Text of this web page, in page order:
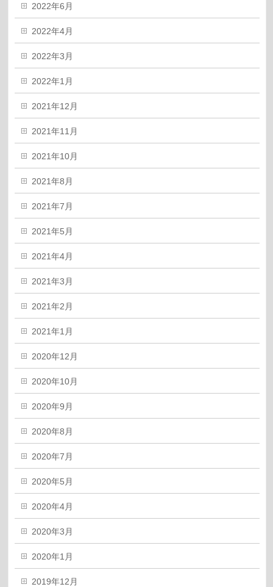
2022年6月
2022年4月
2022年3月
2022年1月
2021年12月
2021年11月
2021年10月
2021年8月
2021年7月
2021年5月
2021年4月
2021年3月
2021年2月
2021年1月
2020年12月
2020年10月
2020年9月
2020年8月
2020年7月
2020年5月
2020年4月
2020年3月
2020年1月
2019年12月